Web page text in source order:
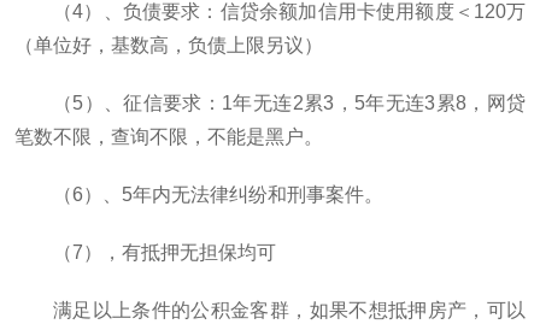
（4）、负债要求：信贷余额加信用卡使用额度＜120万
（单位好，基数高，负债上限另议）
（5）、征信要求：1年无连2累3，5年无连3累8，网贷
笔数不限，查询不限，不能是黑户。
（6）、5年内无法律纠纷和刑事案件。
（7），有抵押无担保均可
满足以上条件的公积金客群，如果不想抵押房产，可以